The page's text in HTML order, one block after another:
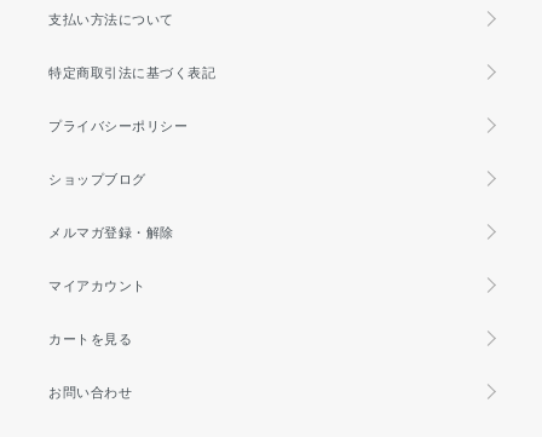
支払い方法について
特定商取引法に基づく表記
プライバシーポリシー
ショップブログ
メルマガ登録・解除
マイアカウント
カートを見る
お問い合わせ